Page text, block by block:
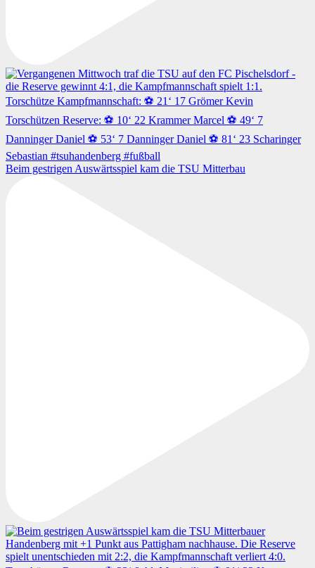
Beim gestrigen Auswärtsspiel kam die TSU Mitterbau